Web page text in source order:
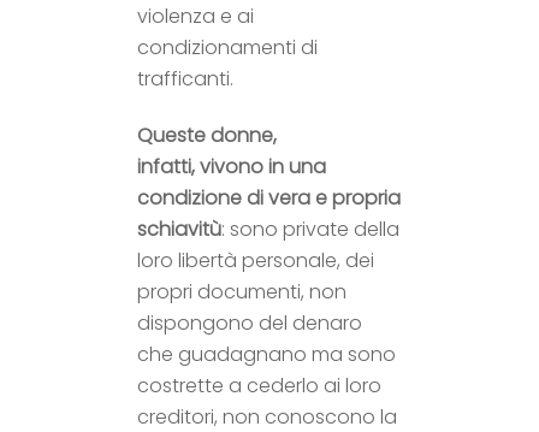
violenza e ai
condizionamenti di
trafficanti.
Queste donne,
infatti, vivono in una
condizione di vera e propria
schiavitù: sono private della
loro libertà personale, dei
propri documenti, non
dispongono del denaro
che guadagnano ma sono
costrette a cederlo ai loro
creditori, non conoscono la